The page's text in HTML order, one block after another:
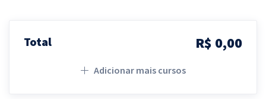
Total R$ 0,00
Adicionar mais cursos